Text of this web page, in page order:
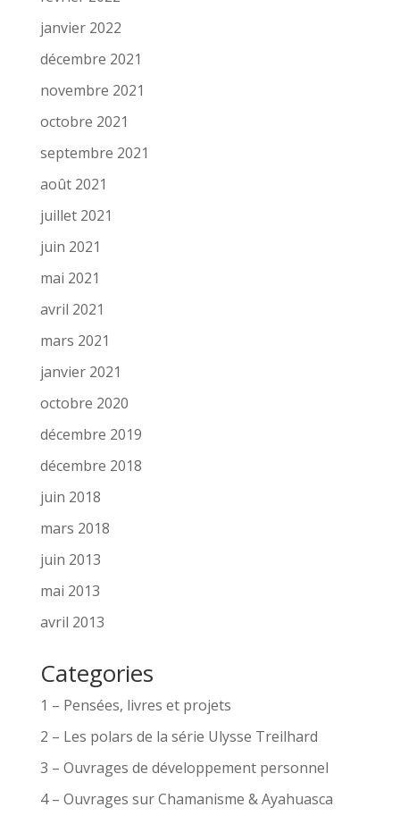
janvier 2022
décembre 2021
novembre 2021
octobre 2021
septembre 2021
août 2021
juillet 2021
juin 2021
mai 2021
avril 2021
mars 2021
janvier 2021
octobre 2020
décembre 2019
décembre 2018
juin 2018
mars 2018
juin 2013
mai 2013
avril 2013
Categories
1 – Pensées, livres et projets
2 – Les polars de la série Ulysse Treilhard
3 – Ouvrages de développement personnel
4 – Ouvrages sur Chamanisme & Ayahuasca